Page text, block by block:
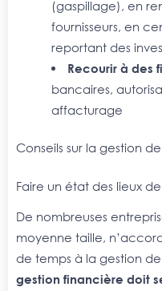
(gaspillage), en
fournisseurs, en
reportant des
Recourir à des
bancaires,
affacturage
Conseils sur la gestion
Faire un état des lieux
De nombreuses
moyenne taille,
de temps à la gestion
gestion financière doit